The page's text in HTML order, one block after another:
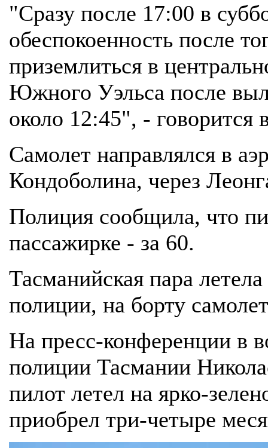
"Сразу после 17:00 в
обеспокоенность после
приземлиться в
Южного Уэльса после
около 12:45", - говорится
Самолет направлялся в
Кондоболина, через
Полиция сообщила, что
пассажирке - за 60.
Тасманийская пара
полиции, на борту
На пресс-конференции в
полиции Тасмании
пилот летел на ярко-
приобрел три-четыре